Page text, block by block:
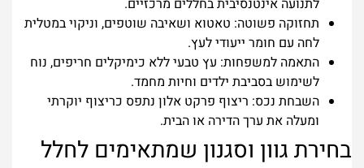
לתנועה אינטנסיבית בחללים מרכזיים.
תחזוקה פשוטה: טאטוא ושאיבה שוטפים, וניקוי במטלית
לחה עם חומר ייעודי לעץ.
התאמה למשפחות: עץ טבעי ללא כימיקלים חריפים, נוח
לשימוש בסביבת ילדים וחיות מחמד.
השבחת נכס: ריצוף פרקט אלון נתפס כריצוף יוקרתי
ומעלה את ערך הדירה או הבית.
בחירת גוון וסגנון שמתאימים לחלל